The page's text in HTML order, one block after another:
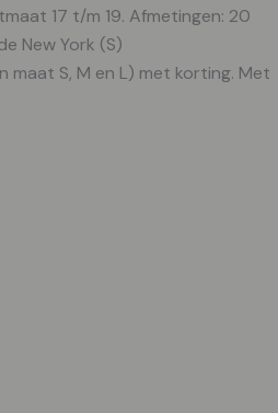
17 t/m 19. Afmetingen: 20
New York (S)
S, M en L) met korting. Met